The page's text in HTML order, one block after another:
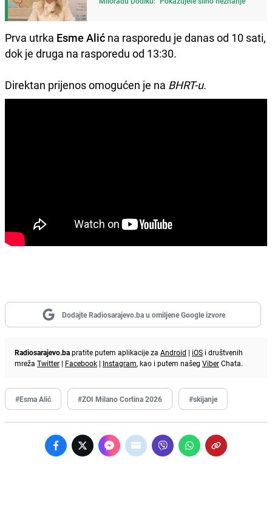
Prva utrka Esme Alić na rasporedu je danas od 10 sati,
dok je druga na rasporedu od 13:30.
Direktan prijenos omogućen je na BHRT-u.
Dodajte Radiosarajevo.ba u omiljene Google izvore
Radiosarajevo.bapratite putem aplikacije za Android | iOS i društvenih
mreža Twitter | Facebook | Instagram, kao i putem našeg ViberChata.
#Esma Alić #ZOI Milano Cortina 2026 #skijanje